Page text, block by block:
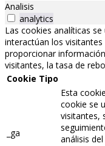
Analisis
analytics
Las cookies analíticas
interactúan los
proporcionar
visitantes, la tasa de
Cookie Tipo
_ga
Esta
cookie se
visitantes,
análisis